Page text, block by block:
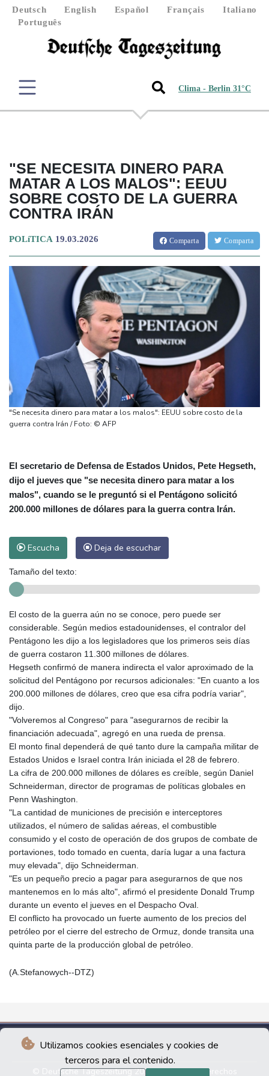
Utilizamos cookies esenciales y cookies de
terceros para el contenido.
Deutsch English Español Français
Italiano
Português
Clima - Berlin 31°C
"SE NECESITA DINERO PARA
MATAR A LOS MALOS": EEUU
SOBRE COSTO DE LA GUERRA
CONTRA IRÁN
POLíTICA 19.03.2026 Comparta Comparta
"Se necesita dinero para matar a los malos": EEUU sobre costo de la
guerra contra Irán / Foto: © AFP
El secretario de Defensa de Estados Unidos, Pete Hegseth,
dijo el jueves que "se necesita dinero para matar a los
malos", cuando se le preguntó si el Pentágono solicitó
200.000 millones de dólares para la guerra contra Irán.
Escucha Deja de escuchar
Tamaño del texto:
El costo de la guerra aún no se conoce, pero puede ser
considerable. Según medios estadounidenses, el contralor del
Pentágono les dijo a los legisladores que los primeros seis días
de guerra costaron 11.300 millones de dólares.
Hegseth confirmó de manera indirecta el valor aproximado de la
solicitud del Pentágono por recursos adicionales: "En cuanto a los
200.000 millones de dólares, creo que esa cifra podría variar",
dijo.
"Volveremos al Congreso" para "asegurarnos de recibir la
financiación adecuada", agregó en una rueda de prensa.
El monto final dependerá de qué tanto dure la campaña militar de
Estados Unidos e Israel contra Irán iniciada el 28 de febrero.
La cifra de 200.000 millones de dólares es creíble, según Daniel
Schneiderman, director de programas de políticas globales en
Penn Washington.
"La cantidad de municiones de precisión e interceptores
utilizados, el número de salidas aéreas, el combustible
consumido y el costo de operación de dos grupos de combate de
portaviones, todo tomado en cuenta, daría lugar a una factura
muy elevada", dijo Schneiderman.
"Es un pequeño precio a pagar para asegurarnos de que nos
mantenemos en lo más alto", afirmó el presidente Donald Trump
durante un evento el jueves en el Despacho Oval.
El conflicto ha provocado un fuerte aumento de los precios del
petróleo por el cierre del estrecho de Ormuz, donde transita una
quinta parte de la producción global de petróleo.
(A.Stefanowych--DTZ)
© Deutsche Tageszeitung 2026 - Todos los derechos